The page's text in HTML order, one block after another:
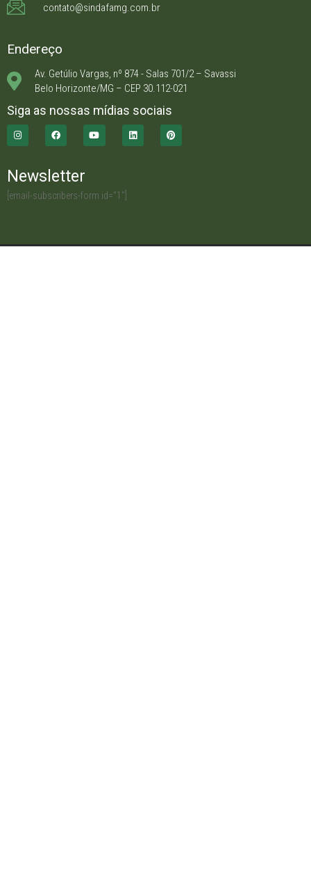
contato@sindafamg.com.br
Endereço
Av. Getúlio Vargas, nº 874 - Salas 701/2 – Savassi
Belo Horizonte/MG – CEP 30.112-021
Siga as nossas mídias sociais
Newsletter
[email-subscribers-form id="1"]